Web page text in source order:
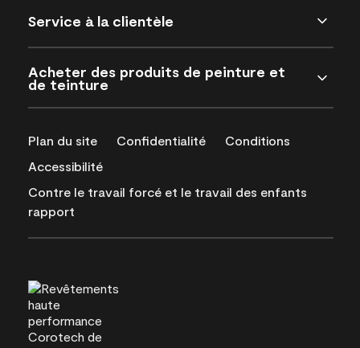
Service à la clientèle
Acheter des produits de peinture et
de teinture
Plan du site Confidentialité
Conditions
Accessibilité
Contre le travail forcé et le travail des enfants
rapport